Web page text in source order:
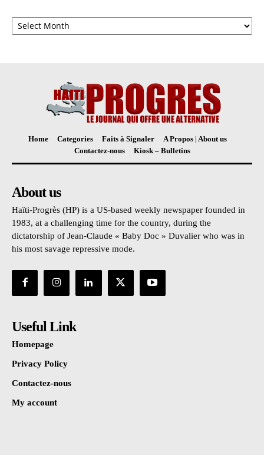
Archives
Home Categories Faits à Signaler
A Propos | About us
Contactez-nous
Kiosk – Bulletins
About us
Haïti-Progrès (HP) is a US-based weekly newspaper founded in
1983, at a challenging time for the country, during the
dictatorship of Jean-Claude « Baby Doc » Duvalier who was in
his most savage repressive mode.
Useful Link
Homepage
Privacy Policy
Contactez-nous
My account